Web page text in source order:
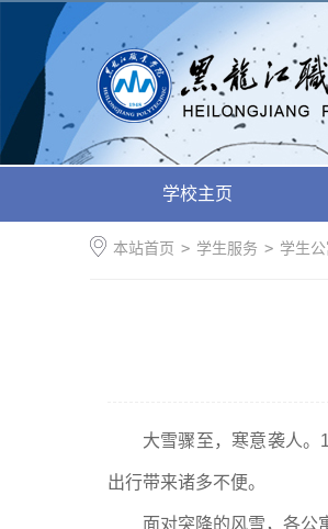
学校主页
本站首页 > 学生服务 > 学生
大雪骤至，寒意袭人
出行带来诸多不便。
面对突降的风雪，各公